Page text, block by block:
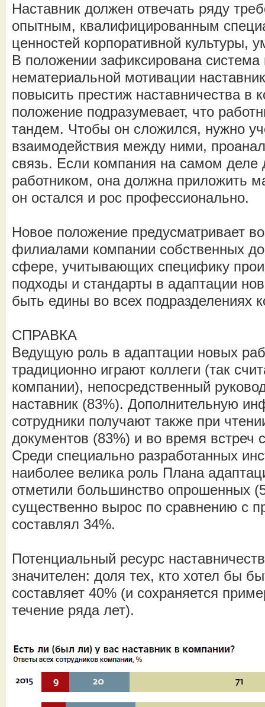
Наставник должен отвечать ряду
опытным, квалифицированным
ценностей корпоративной культуры,
В положении зафиксирована система
нематериальной мотивации
повысить престиж наставничества в
положение подразумевает, что
тандем. Чтобы он сложился, нужно
взаимодействия между ними,
связь. Если компания на самом
работником, она должна приложить
он остался и рос профессионально.
Новое положение предусматривает
филиалами компании собственных
сфере, учитывающих специфику
подходы и стандарты в адаптации
быть едины во всех подразделениях
СПРАВКА
Ведущую роль в адаптации новых
традиционно играют коллеги (так
компании), непосредственный
наставник (83%). Дополнительную
сотрудники получают также при
документов (83%) и во время встреч
Среди специально разработанных
наиболее велика роль Плана
отметили большинство опрошенных
существенно вырос по сравнению с
составлял 34%.
Потенциальный ресурс
значителен: доля тех, кто хотел бы
составляет 40% (и сохраняется
течение ряда лет).